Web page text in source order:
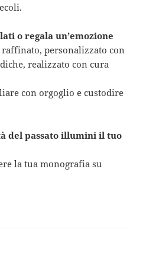
o regala un’emozione
personalizzato con
realizzato con cura
con orgoglio e custodire
del passato illumini il tuo
la tua monografia su